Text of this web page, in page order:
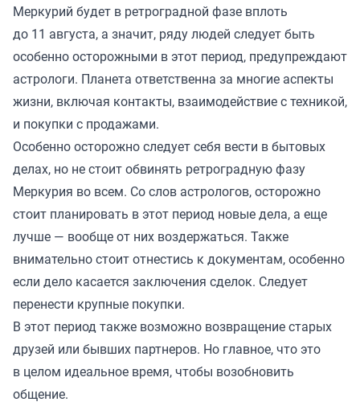
Меркурий будет в ретроградной фазе вплоть
до 11 августа, а значит, ряду людей следует быть
особенно осторожными в этот период, предупреждают
астрологи. Планета ответственна за многие аспекты
жизни, включая контакты, взаимодействие с техникой,
и покупки с продажами.
Особенно осторожно следует себя вести в бытовых
делах, но не стоит обвинять ретроградную фазу
Меркурия во всем. Со слов астрологов, осторожно
стоит планировать в этот период новые дела, а еще
лучше — вообще от них воздержаться. Также
внимательно стоит отнестись к документам, особенно
если дело касается заключения сделок. Следует
перенести крупные покупки.
В этот период также возможно возвращение старых
друзей или бывших партнеров. Но главное, что это
в целом идеальное время, чтобы возобновить
общение.